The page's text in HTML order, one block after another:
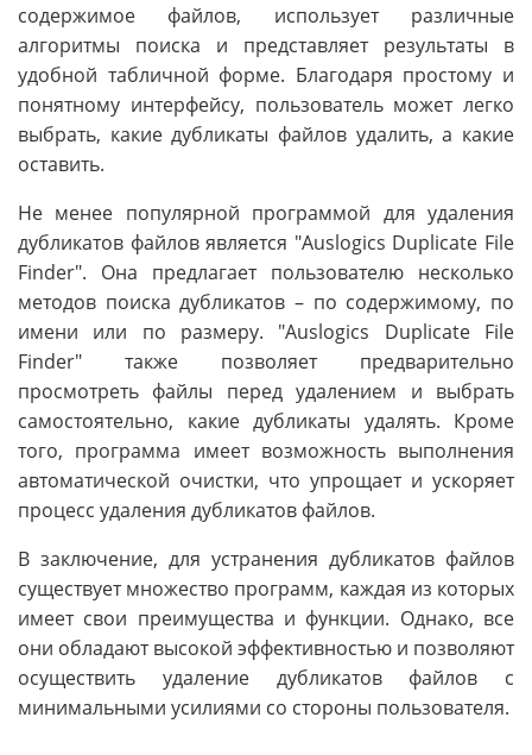
содержимое файлов, использует различные
алгоритмы поиска и представляет результаты в
удобной табличной форме. Благодаря простому и
понятному интерфейсу, пользователь может легко
выбрать, какие дубликаты файлов удалить, а какие
оставить.
Не менее популярной программой для удаления
дубликатов файлов является "Auslogics Duplicate File
Finder". Она предлагает пользователю несколько
методов поиска дубликатов – по содержимому, по
имени или по размеру. "Auslogics Duplicate File
Finder" также позволяет предварительно
просмотреть файлы перед удалением и выбрать
самостоятельно, какие дубликаты удалять. Кроме
того, программа имеет возможность выполнения
автоматической очистки, что упрощает и ускоряет
процесс удаления дубликатов файлов.
В заключение, для устранения дубликатов файлов
существует множество программ, каждая из которых
имеет свои преимущества и функции. Однако, все
они обладают высокой эффективностью и позволяют
осуществить удаление дубликатов файлов с
минимальными усилиями со стороны пользователя.